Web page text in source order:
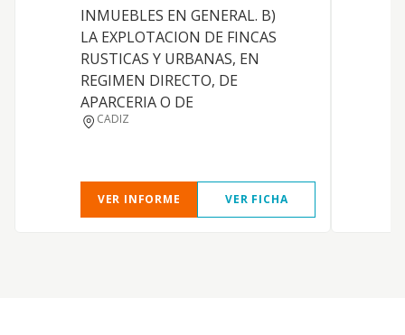
INMUEBLES EN GENERAL. B)
LA EXPLOTACION DE FINCAS
RUSTICAS Y URBANAS, EN
REGIMEN DIRECTO, DE
APARCERIA O DE
CADIZ
VER INFORME VER FICHA